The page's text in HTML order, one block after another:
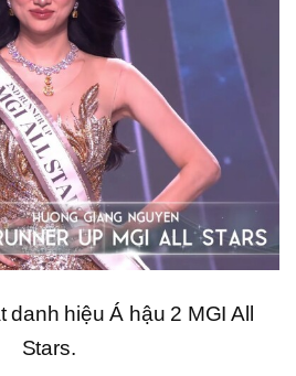
hiệu Á hậu 2 MGI All
Stars.